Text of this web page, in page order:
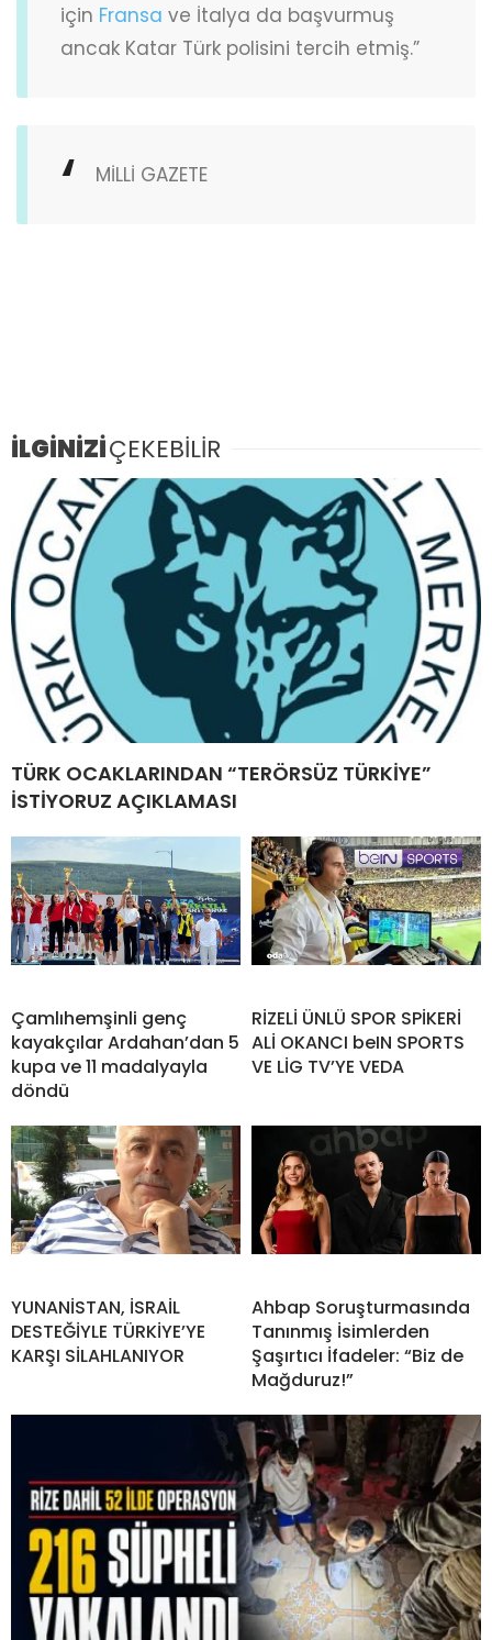
için Fransa ve İtalya da başvurmuş
ancak Katar Türk polisini tercih etmiş.”
MİLLİ GAZETE
İLGİNİZİÇEKEBİLİR
TÜRK OCAKLARINDAN “TERÖRSÜZ TÜRKİYE”
İSTİYORUZ AÇIKLAMASI
Çamlıhemşinli genç
kayakçılar Ardahan’dan 5
kupa ve 11 madalyayla
döndü
RİZELİ ÜNLÜ SPOR SPİKERİ
ALİ OKANCI beIN SPORTS
VE LİG TV’YE VEDA
YUNANİSTAN, İSRAİL
DESTEĞİYLE TÜRKİYE’YE
KARŞI SİLAHLANIYOR
Ahbap Soruşturmasında
Tanınmış İsimlerden
Şaşırtıcı İfadeler: “Biz de
Mağduruz!”